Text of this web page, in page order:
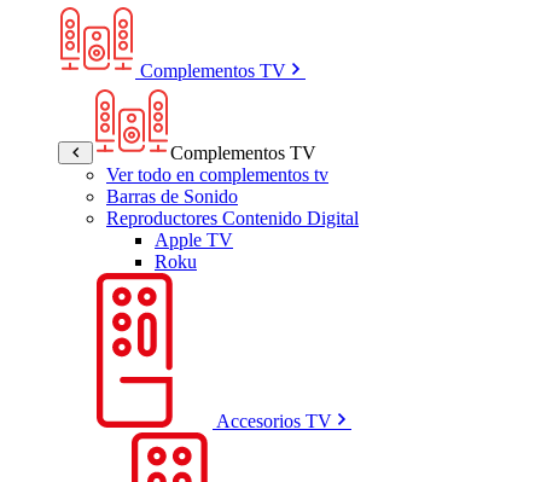
Complementos TV
Complementos TV
Ver todo en complementos tv
Barras de Sonido
Reproductores Contenido Digital
Apple TV
Roku
Accesorios TV